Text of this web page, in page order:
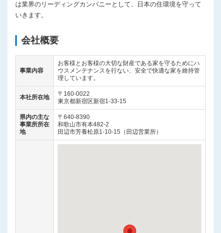
は業界のリーディングカンパニーとして、日本の住環境を守って
いきます。
会社概要
事業内容
お客様とお客様の大切な財産である家を守るためにハ
ウスメンテナンスを行ない、安全で快適な家を維持管
理しています。
本社所在地
〒160-0022
東京都新宿区新宿1-33-15
県内の主な
事業所所在
地
〒640-8390
和歌山市有本482-2
田辺市芳養松原1-10-15（田辺営業所）